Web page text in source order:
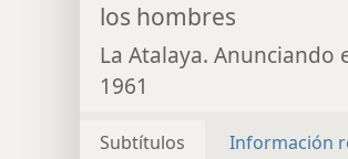
los hombres
La Atalaya. Anunciando
1961
Subtítulos Información